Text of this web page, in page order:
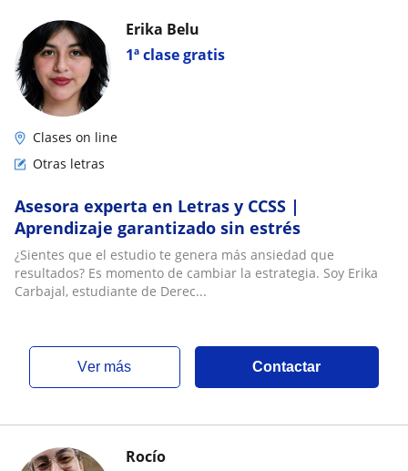
1ª clase gratis
Erika Belu
Clases on line
Otras letras
Asesora experta en Letras y CCSS |
Aprendizaje garantizado sin estrés
¿Sientes que el estudio te genera más ansiedad que
resultados? Es momento de cambiar la estrategia. Soy Erika
Carbajal, estudiante de Derec...
ver más Contactar
Rocío